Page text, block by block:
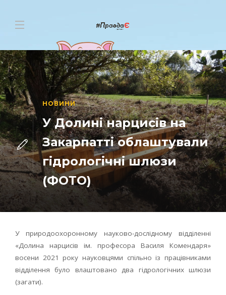
НОВИНИ
У Долині нарцисів на
Закарпатті облаштували
гідрологічні шлюзи
(ФОТО)
У природоохоронному науково-дослідному відділенні
«Долина нарцисів ім. професора Василя Комендаря»
восени 2021 року науковцями спільно із працівниками
відділення було влаштовано два гідрологічних шлюзи
(загати).